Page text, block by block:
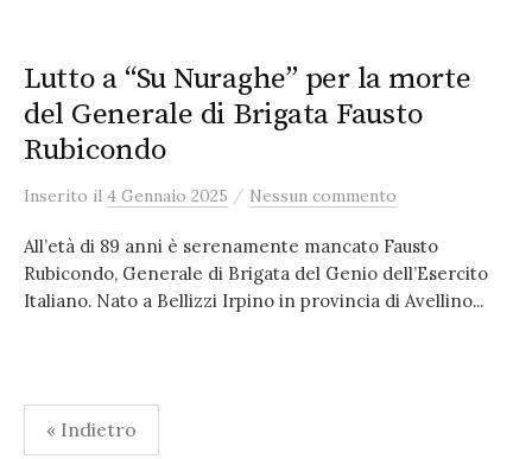
Lutto a “Su Nuraghe” per la morte
del Generale di Brigata Fausto
Rubicondo
Inserito il 4 Gennaio 2025 / Nessun commento
All’età di 89 anni è serenamente mancato Fausto
Rubicondo, Generale di Brigata del Genio dell’Esercito
Italiano. Nato a Bellizzi Irpino in provincia di Avellino...
Paginazione
« Indietro